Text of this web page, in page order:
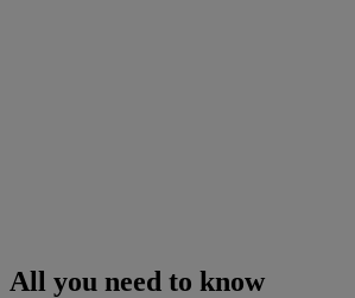
All you need to know